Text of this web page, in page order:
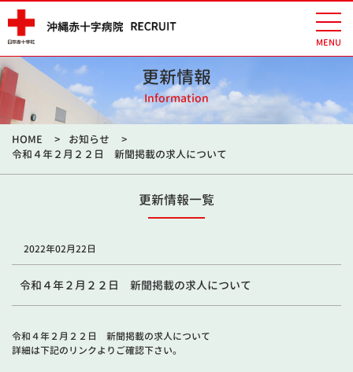
更新情報
Information
HOME
お知らせ
令和４年２月２２日 新聞掲載の求人について
更新情報一覧
2022年02月22日
令和４年２月２２日 新聞掲載の求人について
令和４年２月２２日 新聞掲載の求人について
詳細は下記のリンクよりご確認下さい。